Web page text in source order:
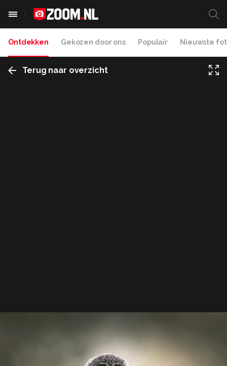
Ontdekken Gekozen door ons Populair Nieuwste
Terug naar overzicht